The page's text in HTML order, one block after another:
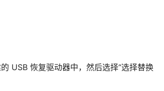
USB 恢复驱动器中，然后选择“选择替换